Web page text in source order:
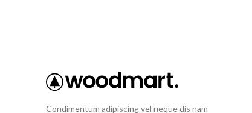
Condimentum adipiscing vel neque dis nam